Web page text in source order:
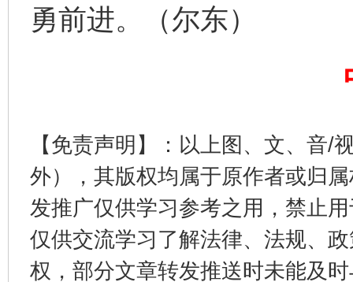
勇前进。（尔东）
【免责声明】：以上图、文、音/
外），其版权均属于原作者或归
发推广仅供学习参考之用，禁止
仅供交流学习了解法律、法规、
权，部分文章转发推送时未能及
千年窑火 生生不息 一